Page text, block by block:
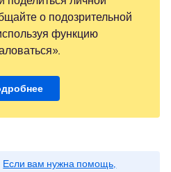
о подозрительной
функцию
Если вам нужна помощь,